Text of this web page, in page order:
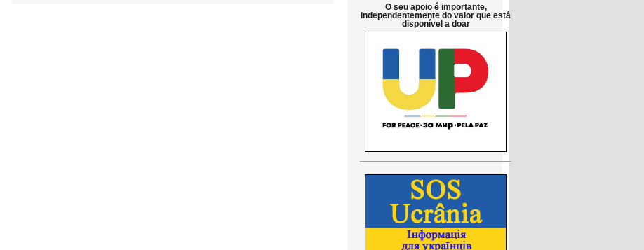
O seu apoio é importante,
independentemente do valor que está
disponível a doar